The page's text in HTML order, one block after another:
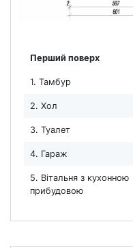
Перший поверх
1. Тамбур
2. Хол
3. Туалет
4. Гараж
5. Вітальня з кухонною
прибудовою